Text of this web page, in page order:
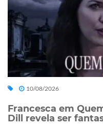
10/08/2026
Francesca em
Dill revela ser